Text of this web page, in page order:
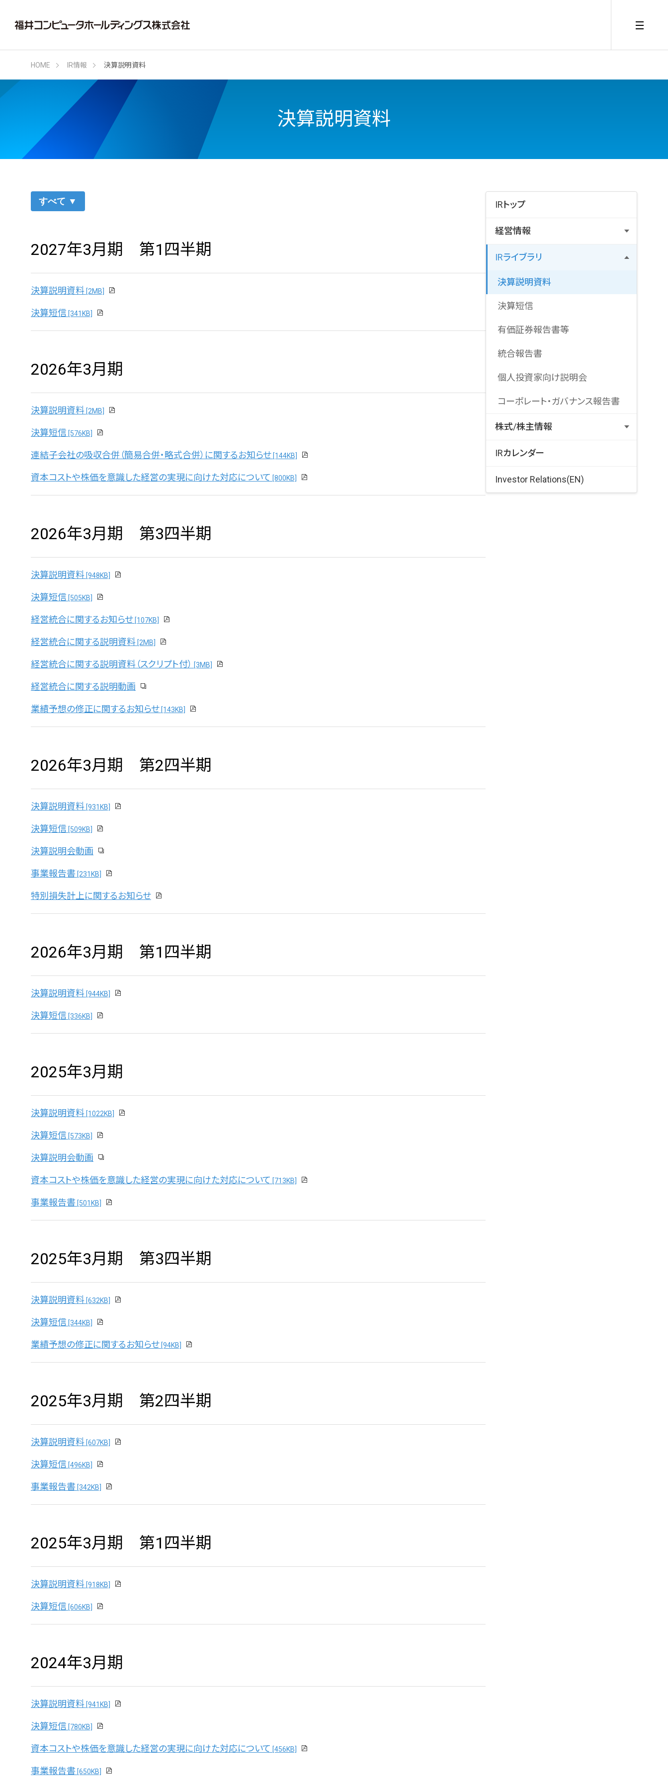
HOME IR情報 決算説明資料
決算説明資料
すべて ▼
2027年3月期 第1四半期
決算説明資料 [2MB]
決算短信 [341KB]
2026年3月期
決算説明資料 [2MB]
決算短信 [576KB]
連結子会社の吸収合併（簡易合併・略式合併）に関するお知らせ [144KB]
資本コストや株価を意識した経営の実現に向けた対応について [800KB]
2026年3月期 第3四半期
決算説明資料 [948KB]
決算短信 [505KB]
経営統合に関するお知らせ [107KB]
経営統合に関する説明資料 [2MB]
経営統合に関する説明資料（スクリプト付） [3MB]
経営統合に関する説明動画
業績予想の修正に関するお知らせ [143KB]
2026年3月期 第2四半期
決算説明資料 [931KB]
決算短信 [509KB]
決算説明会動画
事業報告書 [231KB]
特別損失計上に関するお知らせ
2026年3月期 第1四半期
決算説明資料 [944KB]
決算短信 [336KB]
2025年3月期
決算説明資料 [1022KB]
決算短信 [573KB]
決算説明会動画
資本コストや株価を意識した経営の実現に向けた対応について [713KB]
事業報告書 [501KB]
2025年3月期 第3四半期
決算説明資料 [632KB]
決算短信 [344KB]
業績予想の修正に関するお知らせ [94KB]
2025年3月期 第2四半期
決算説明資料 [607KB]
決算短信 [496KB]
事業報告書 [342KB]
2025年3月期 第1四半期
決算説明資料 [918KB]
決算短信 [606KB]
2024年3月期
決算説明資料 [941KB]
決算短信 [780KB]
資本コストや株価を意識した経営の実現に向けた対応について [456KB]
事業報告書 [650KB]
IRトップ
経営情報
トップメッセージ
ビジネスモデル
財務・業績ハイライト
中期経営計画
IRポリシー・免責事項
IRライブラリ
決算説明資料
決算短信
有価証券報告書等
統合報告書
個人投資家向け説明会
コーポレート・ガバナンス報告書
株式/株主情報
株主総会情報
配当・株主還元
IRカレンダー
Investor Relations(EN)